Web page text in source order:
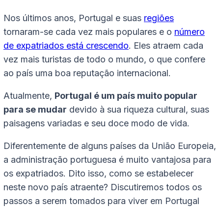
Nos últimos anos, Portugal e suas regiões
tornaram-se cada vez mais populares e o número
de expatriados está crescendo. Eles atraem cada
vez mais turistas de todo o mundo, o que confere
ao país uma boa reputação internacional.
Atualmente, Portugal é um país muito popular
para se mudar devido à sua riqueza cultural, suas
paisagens variadas e seu doce modo de vida.
Diferentemente de alguns países da União Europeia,
a administração portuguesa é muito vantajosa para
os expatriados. Dito isso, como se estabelecer
neste novo país atraente? Discutiremos todos os
passos a serem tomados para viver em Portugal